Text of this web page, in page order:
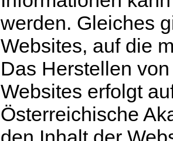
werden. Gleiches
Websites, auf die
Das Herstellen
Websites erfolgt
Österreichische